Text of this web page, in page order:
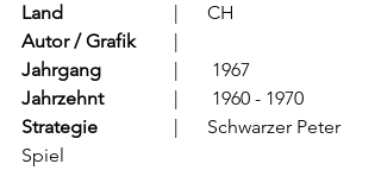
Land
			  |      CH
Autor / Grafik
Jahrgang
		  |	1967
Jahrzehnt
		  |	1960 - 1970
Strategie
Spiel